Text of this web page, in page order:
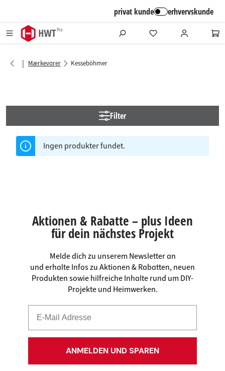
privat kunde erhvervskunde
| Mærkevarer Kesseböhmer
Filter
Ingen produkter fundet.
Aktionen & Rabatte – plus Ideen
für dein nächstes Projekt
Melde dich zu unserem Newsletter an
und erhalte Infos zu Aktionen & Rabatten, neuen
Produkten sowie hilfreiche Inhalte rund um DIY-
Projekte und Heimwerken.
ANMELDEN UND SPAREN